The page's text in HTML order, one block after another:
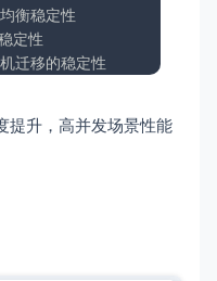
衡稳定性
定性
迁移的稳定性
持IP网段
提升，高并发场景性能